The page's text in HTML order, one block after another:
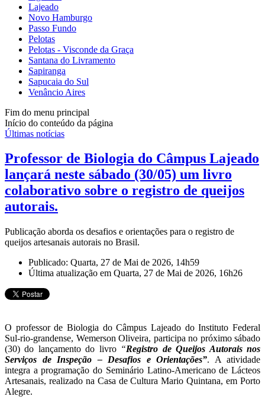
Lajeado
Novo Hamburgo
Passo Fundo
Pelotas
Pelotas - Visconde da Graça
Santana do Livramento
Sapiranga
Sapucaia do Sul
Venâncio Aires
Fim do menu principal
Início do conteúdo da página
Últimas notícias
Professor de Biologia do Câmpus Lajeado
lançará neste sábado (30/05) um livro
colaborativo sobre o registro de queijos
autorais.
Publicação aborda os desafios e orientações para o registro de
queijos artesanais autorais no Brasil.
Publicado: Quarta, 27 de Mai de 2026, 14h59
Última atualização em Quarta, 27 de Mai de 2026, 16h26
O professor de Biologia do Câmpus Lajeado doInstituto Federal
Sul-rio-grandense, Wemerson Oliveira, participa no próximo sábado
(30) do lançamento do livro “Registro de Queijos Autorais nos
Serviços de Inspeção – Desafios e Orientações”. A atividade
integra a programação do Seminário Latino-Americano de Lácteos
Artesanais, realizado na Casa de Cultura Mario Quintana, emPorto
Alegre.